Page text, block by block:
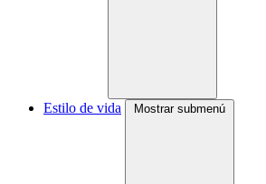
Estilo de vida Mostrar submenú